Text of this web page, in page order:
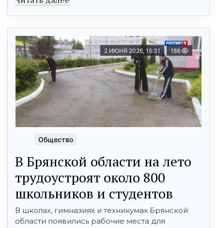
2 ИЮНЯ 2026, 15:31 188
Общество
В Брянской области на лето
трудоустроят около 800
школьников и студентов
В школах, гимназиях и техникумах Брянской
области появились рабочие места для